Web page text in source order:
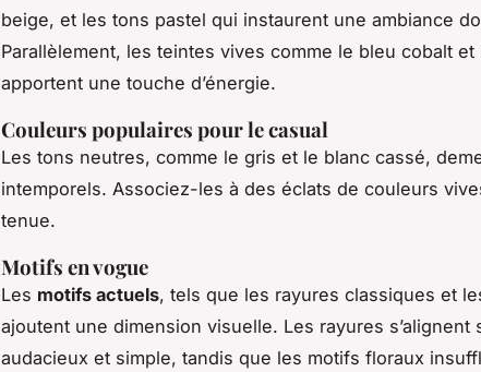
beige, et les tons pastel qui instaurent une ambiance
Parallèlement, les teintes vives comme le bleu cobalt et
apportent une touche d’énergie.
Couleurs populaires pour le casual
Les tons neutres, comme le gris et le blanc cassé,
intemporels. Associez-les à des éclats de couleurs
tenue.
Motifs en vogue
Les motifs actuels, tels que les rayures classiques et
ajoutent une dimension visuelle. Les rayures s’alignent
audacieux et simple, tandis que les motifs floraux